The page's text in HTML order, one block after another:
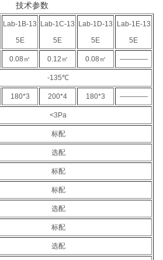
技术参数
Lab-1B-13
5E
Lab-1C-13
5E
Lab-1D-13
5E
Lab-1E-13
5E
0.08㎡ 0.12㎡ 0.08㎡ ————
-135℃
180*3 200*4 180*3 ————
<3Pa
标配
选配
标配
标配
选配
标配
选配